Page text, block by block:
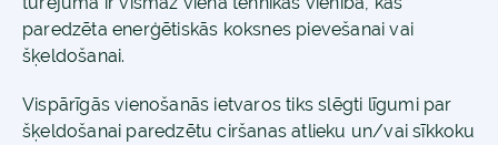
paredzēta enerģētiskās koksnes pievešanai vai
šķeldošanai.
Vispārīgās vienošanās ietvaros tiks slēgti līgumi par
šķeldošanai paredzētu ciršanas atlieku un/vai sīkkoku